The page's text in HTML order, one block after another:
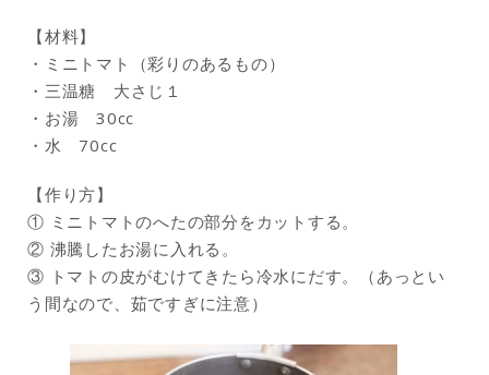
【材料】
・ミニトマト（彩りのあるもの）
・三温糖 大さじ１
・お湯 30cc
・水 70cc
【作り方】
① ミニトマトのへたの部分をカットする。
② 沸騰したお湯に入れる。
③ トマトの皮がむけてきたら冷水にだす。（あっとい
う間なので、茹ですぎに注意）